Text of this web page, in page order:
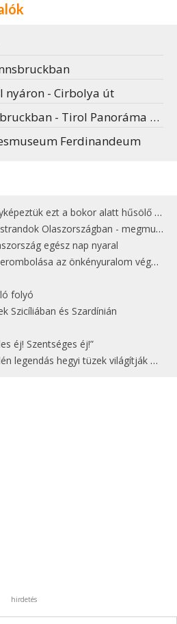
nyáron - Cirbolya út
- Tirol Panoráma Múzeum
Ferdinandeum
ezt a bokor alatt hűsölő cicát Kisorosziban
- megmutatjuk a 15 legjobbat
egész nap nyaral
az önkényuralom végét jelentette
folyó
Szicíliában és Szardínián
éj! Szentséges éj!”
hegyi tüzek világítják meg Zugspitzét
hirdetés